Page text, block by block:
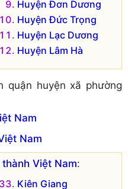
Huyện Đơn Dương
Huyện Đức Trọng
Huyện Lạc Dương
Huyện Lâm Hà
huyện xã phường
Nam
Nam
Việt Nam:
Kiên Giang